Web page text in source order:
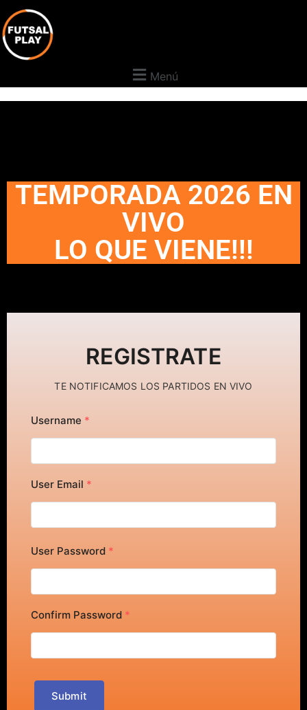
Menú
TEMPORADA 2026 EN
VIVO
LO QUE VIENE!!!
REGISTRATE
TE NOTIFICAMOS LOS PARTIDOS EN VIVO
Username *
User Email *
User Password *
Confirm Password *
Submit